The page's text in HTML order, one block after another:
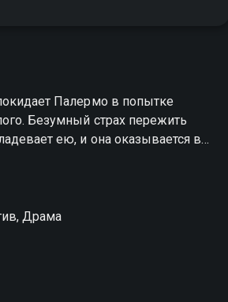
Палермо в попытке
Безумный страх пережить
ею, и она оказывается в
убийств в Катании, где её
2 сезон сериала Ванина
совершенно бесплатно в
на Смотрёшке
Драма